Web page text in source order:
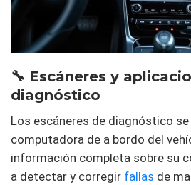
🔧 Escáneres y
diagnóstico
Los escáneres de diagnóstico
computadora de a bordo del
información completa sobre su
a detectar y corregir fallas de